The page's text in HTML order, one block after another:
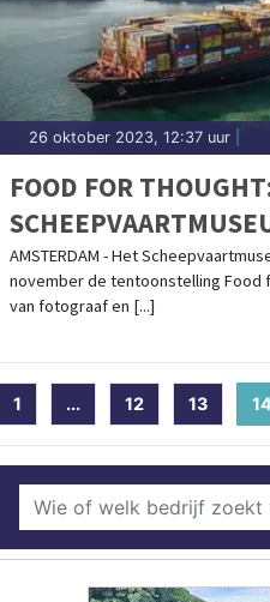
26 oktober 2023, 12:37 uur
FOOD FOR
TENTOONSTELLING
WERELD ACHTER
AMSTERDAM - Het
november de tentoonstelling Food
van fotograaf en [...]
1 ... 12 13 14